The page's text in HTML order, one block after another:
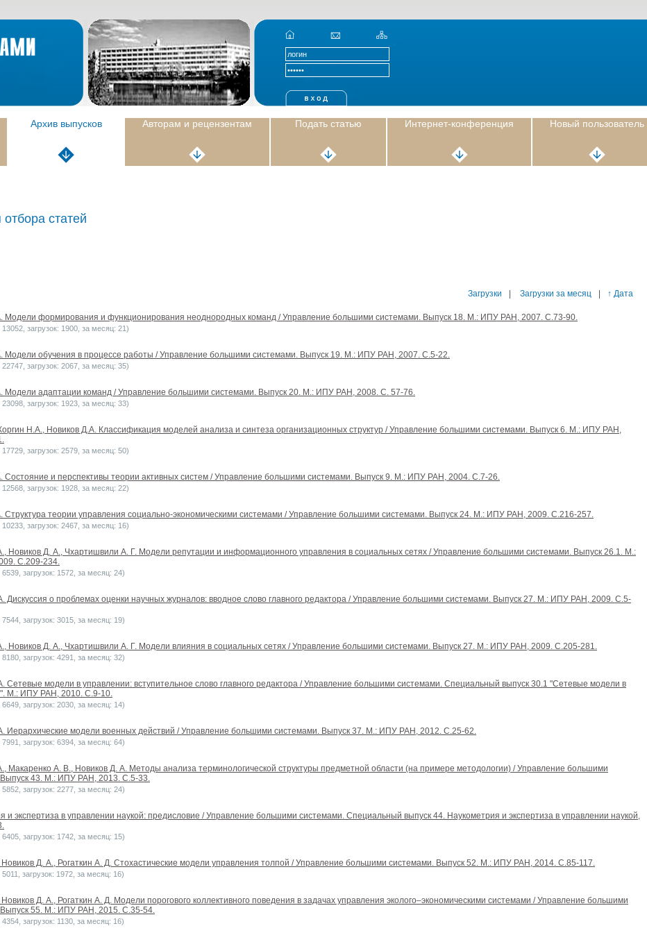
Архив выпусков Авторам и рецензентам Подать статью Интернет-конференция Новый пользователь
статей
Загрузки Загрузки за месяц ↑ Дата
Модели формирования и функционирования неоднородных команд / Управление большими системами. Выпуск 18. М.: ИПУ РАН, 2007. С.73-90.
загрузок: 1900, за месяц: 21)
Модели обучения в процессе работы / Управление большими системами. Выпуск 19. М.: ИПУ РАН, 2007. С.5-22.
загрузок: 2067, за месяц: 35)
Модели адаптации команд / Управление большими системами. Выпуск 20. М.: ИПУ РАН, 2008. С. 57-76.
загрузок: 1923, за месяц: 33)
Н.А., Новиков Д.А. Классификация моделей анализа и синтеза организационных структур / Управление большими системами. Выпуск 6. М.: ИПУ РАН,
загрузок: 2579, за месяц: 50)
Состояние и перспективы теории активных систем / Управление большими системами. Выпуск 9. М.: ИПУ РАН, 2004. С.7-26.
загрузок: 1928, за месяц: 22)
Структура теории управления социально-экономическими системами / Управление большими системами. Выпуск 24. М.: ИПУ РАН, 2009. С.216-257.
загрузок: 2467, за месяц: 16)
Новиков Д. А., Чхартишвили А. Г. Модели репутации и информационного управления в социальных сетях / Управление большими системами. Выпуск 26.1. М.:
С.209-234.
загрузок: 1572, за месяц: 24)
Дискуссия о проблемах оценки научных журналов: вводное слово главного редактора / Управление большими системами. Выпуск 27. М.: ИПУ РАН, 2009. С.5-
загрузок: 3015, за месяц: 19)
Новиков Д. А., Чхартишвили А. Г. Модели влияния в социальных сетях / Управление большими системами. Выпуск 27. М.: ИПУ РАН, 2009. С.205-281.
загрузок: 4291, за месяц: 32)
Сетевые модели в управлении: вступительное слово главного редактора / Управление большими системами. Специальный выпуск 30.1 "Сетевые модели в
М.: ИПУ РАН, 2010. С.9-10.
загрузок: 2030, за месяц: 14)
Иерархические модели военных действий / Управление большими системами. Выпуск 37. М.: ИПУ РАН, 2012. С.25-62.
загрузок: 6394, за месяц: 64)
Макаренко А. В., Новиков Д. А. Методы анализа терминологической структуры предметной области (на примере методологии) / Управление большими
43. М.: ИПУ РАН, 2013. С.5-33.
загрузок: 2277, за месяц: 24)
и экспертиза в управлении наукой: предисловие / Управление большими системами. Специальный выпуск 44. Наукометрия и экспертиза в управлении наукой,
загрузок: 1742, за месяц: 15)
Д. А., Рогаткин А. Д. Стохастические модели управления толпой / Управление большими системами. Выпуск 52. М.: ИПУ РАН, 2014. С.85-117.
загрузок: 1972, за месяц: 16)
Д. А., Рогаткин А. Д. Модели порогового коллективного поведения в задачах управления эколого–экономическими системами / Управление большими
55. М.: ИПУ РАН, 2015. С.35-54.
загрузок: 1130, за месяц: 16)